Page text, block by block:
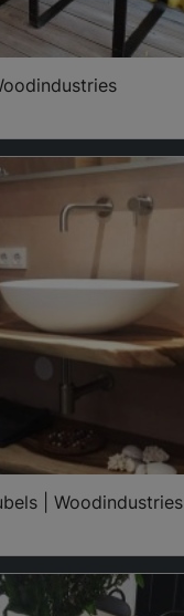
| Woodindustries